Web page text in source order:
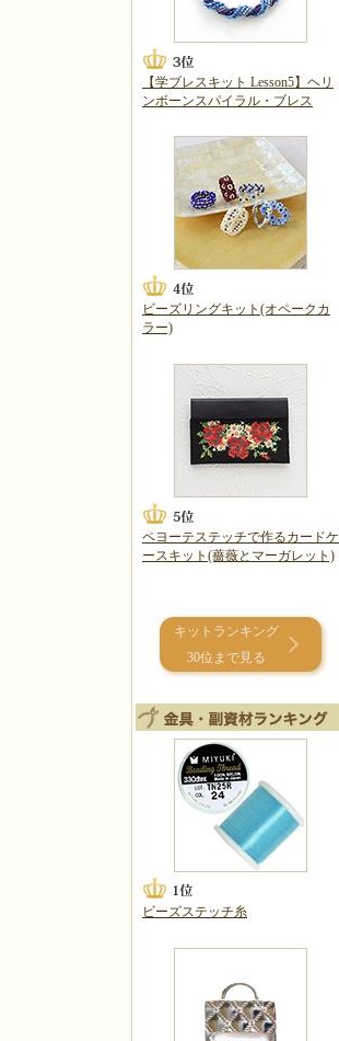
【学ブレスキット Lesson5】ヘリ
ンボーンスパイラル・ブレス
ビーズリングキット(オペークカ
ラー)
ペヨーテステッチで作るカードケ
ースキット(薔薇とマーガレット)
キットランキング
30位まで見る
ビーズステッチ糸